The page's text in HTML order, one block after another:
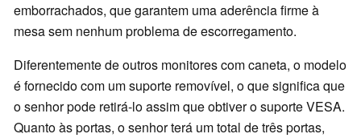
emborrachados, que garantem uma aderência firme à
mesa sem nenhum problema de escorregamento.
Diferentemente de outros monitores com caneta, o modelo
é fornecido com um suporte removível, o que significa que
o senhor pode retirá-lo assim que obtiver o suporte VESA.
Quanto às portas, o senhor terá um total de três portas,